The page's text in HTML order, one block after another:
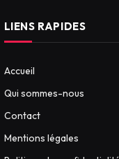
LIENS RAPIDES
Accueil
Qui sommes-nous
Contact
Mentions légales